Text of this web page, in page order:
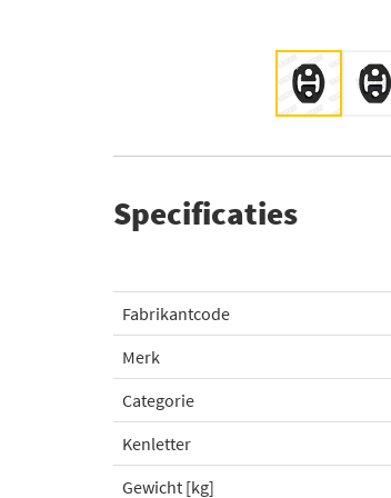
Specificaties
Fabrikantcode
Merk
Categorie
Kenletter
Gewicht [kg]